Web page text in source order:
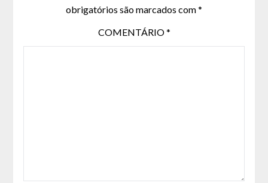
obrigatórios são marcados com*
COMENTÁRIO*